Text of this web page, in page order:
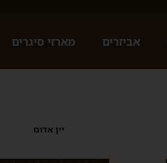
אביזרים מארזי סיגרים
יין אדום